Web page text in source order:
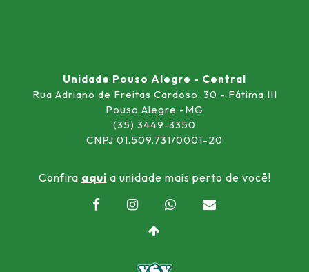
Unidade Pouso Alegre - Central
Rua Adriano de Freitas Cardoso, 30 - Fátima III
Pouso Alegre -MG
(35) 3449-3350
CNPJ 01.509.731/0001-20
Confira aqui a unidade mais perto de você!